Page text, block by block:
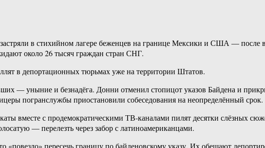
в стихийном лагере беженцев на границе Мексики и США —
около 26 тысяч граждан стран СНГ.
в депортационных тюрьмах уже на территории Штатов.
— уныние и безнадёга. Донни отменил стопицот указов Байдена и
погранслужбы приостановили собеседования на неопределённый срок.
вместе с продемократическими ТВ-каналами пилят десятки слёзных
— перелезть через забор с латиноамериканцами.